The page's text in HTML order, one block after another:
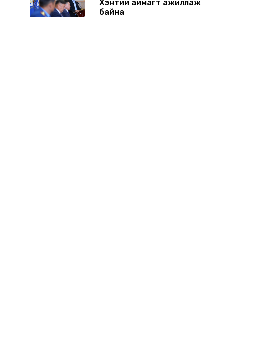
Хэнтий аймагт ажиллаж
байна